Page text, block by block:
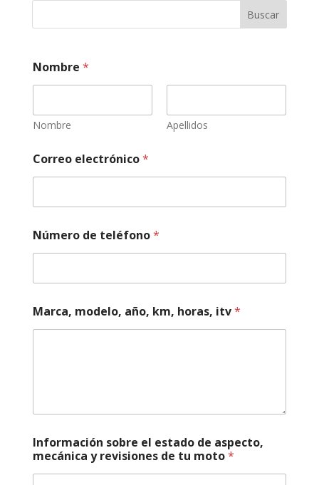
Buscar
e
c
n
i
a
h
o
a
,
o
r
Nombre *
Nombre Apellidos
Correo electrónico*
Número de teléfono*
Marca, modelo, año, km, horas, itv*
Información sobre el estado de aspecto,
mecánica y revisiones de tu moto*